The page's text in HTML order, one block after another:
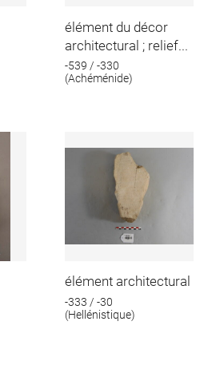
élément du décor
architectural ; relief...
-539 / -330
(Achéménide)
élément architectural
-333 / -30
(Hellénistique)